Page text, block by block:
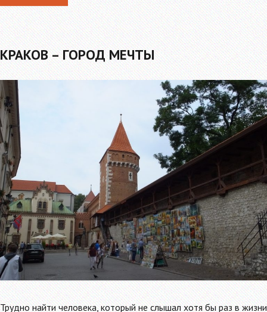
КРАКОВ – ГОРОД МЕЧТЫ
Трудно найти человека, который не слышал хотя бы раз в жизни